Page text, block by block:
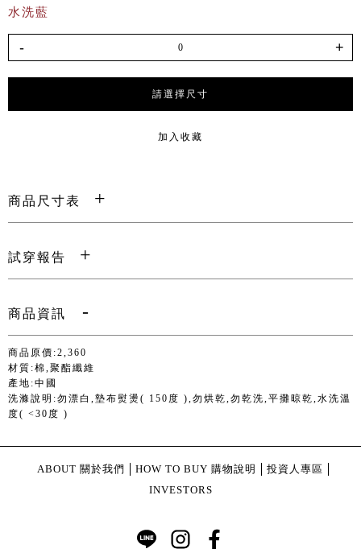
水洗藍
- +
請選擇尺寸
加入收藏
商品尺寸表
試穿報告
商品資訊
商品原價:2,360
材質:棉,聚酯纖維
產地:中國
洗滌說明:勿漂白,墊布熨燙( 150度 ),勿烘乾,勿乾洗,平攤晾乾,水洗溫
度( <30度 )
ABOUT 關於我們 HOW TO BUY 購物說明
投資人專區
INVESTORS